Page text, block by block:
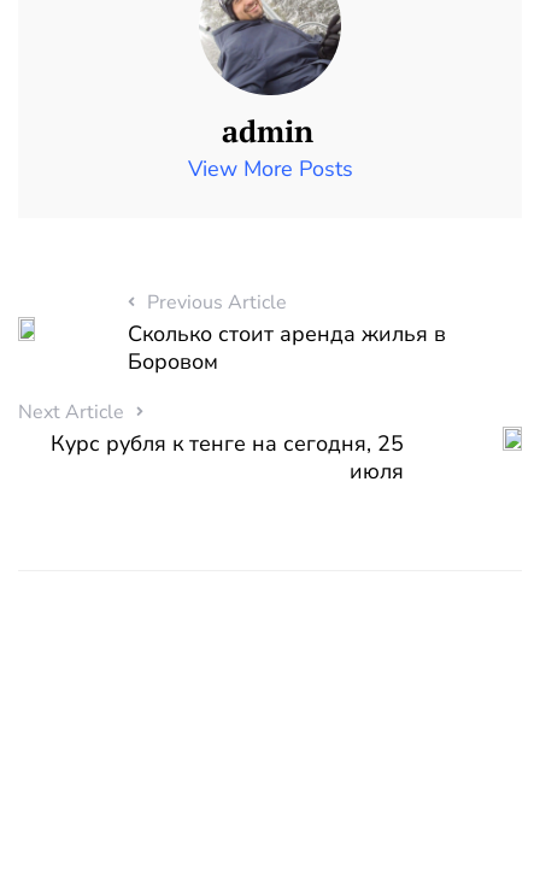
admin
View More Posts
Previous Article
Сколько стоит аренда жилья в
Боровом
Next Article
Курс рубля к тенге на сегодня, 25
июля